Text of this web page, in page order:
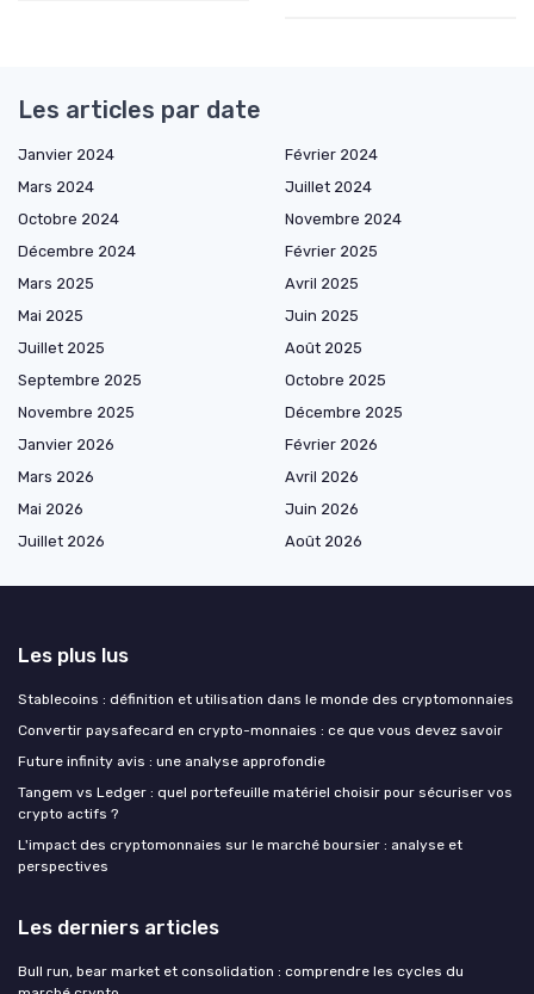
Les articles par date
Janvier 2024
Février 2024
Mars 2024
Juillet 2024
Octobre 2024
Novembre 2024
Décembre 2024
Février 2025
Mars 2025
Avril 2025
Mai 2025
Juin 2025
Juillet 2025
Août 2025
Septembre 2025
Octobre 2025
Novembre 2025
Décembre 2025
Janvier 2026
Février 2026
Mars 2026
Avril 2026
Mai 2026
Juin 2026
Juillet 2026
Août 2026
Les plus lus
Stablecoins : définition et utilisation dans le monde des cryptomonnaies
Convertir paysafecard en crypto-monnaies : ce que vous devez savoir
Future infinity avis : une analyse approfondie
Tangem vs Ledger : quel portefeuille matériel choisir pour sécuriser vos
crypto actifs ?
L'impact des cryptomonnaies sur le marché boursier : analyse et
perspectives
Les derniers articles
Bull run, bear market et consolidation : comprendre les cycles du